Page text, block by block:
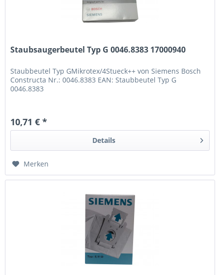
Staubsaugerbeutel Typ G 0046.8383 17000940
Staubbeutel Typ GMikrotex/4Stueck++ von Siemens Bosch
Constructa Nr.: 0046.8383 EAN: Staubbeutel Typ G
0046.8383
10,71 € *
Details
Merken